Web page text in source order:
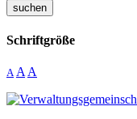
suchen
Schriftgröße
A A A